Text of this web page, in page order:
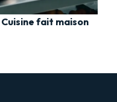
Cuisine fait maison